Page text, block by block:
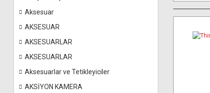
Aksesuar
AKSESUAR
AKSESUARLAR
AKSESUARLAR
Aksesuarlar ve Tetikleyiciler
AKSİYON KAMERA